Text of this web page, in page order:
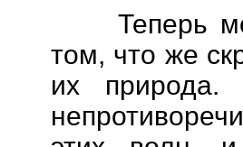
Теперь
том, что же
их